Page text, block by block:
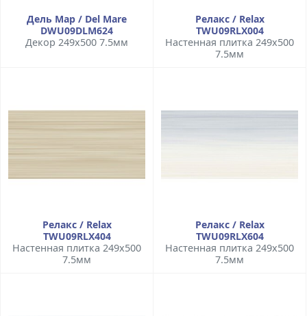
Дель Мар / Del Mare
DWU09DLM624
Декор 249x500 7.5мм
Релакс / Relax
TWU09RLX004
Настенная плитка 249x500
7.5мм
Релакс / Relax
TWU09RLX404
Настенная плитка 249x500
7.5мм
Релакс / Relax
TWU09RLX604
Настенная плитка 249x500
7.5мм